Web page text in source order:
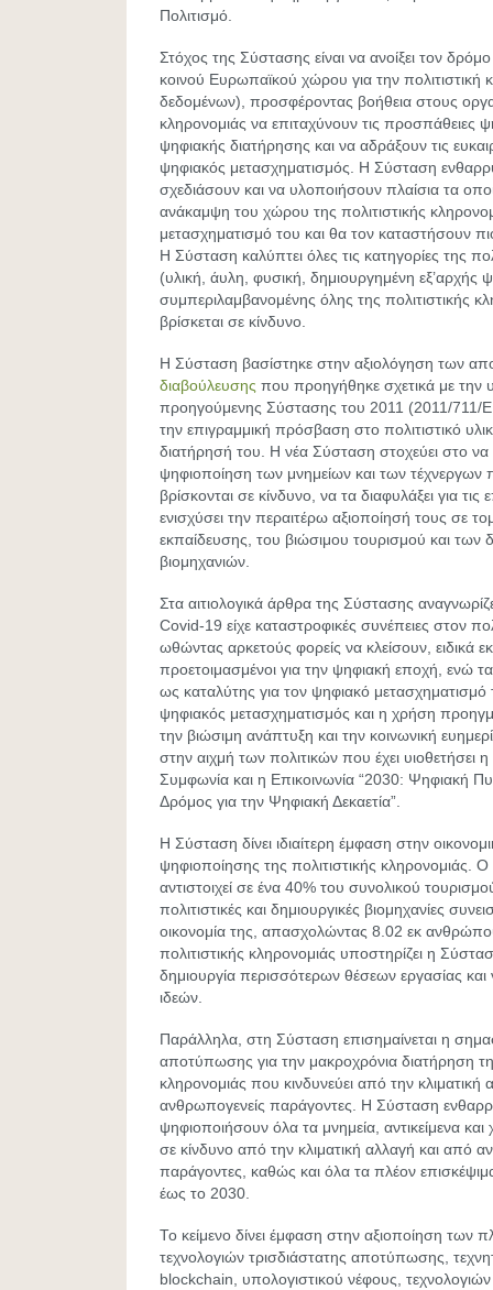
Πολιτισμό.
Στόχος της Σύστασης είναι να ανοίξει τον
κοινού Ευρωπαϊκού χώρου για την πολιτιστική
δεδομένων), προσφέροντας βοήθεια στους
κληρονομιάς να επιταχύνουν τις προσπάθειες
ψηφιακής διατήρησης και να αδράξουν τις
ψηφιακός μετασχηματισμός. Η Σύσταση
σχεδιάσουν και να υλοποιήσουν πλαίσια τα
ανάκαμψη του χώρου της πολιτιστικής
μετασχηματισμό του και θα τον καταστήσουν
Η Σύσταση καλύπτει όλες τις κατηγορίες της
(υλική, άυλη, φυσική, δημιουργημένη εξ’αρχής
συμπεριλαμβανομένης όλης της πολιτιστικής
βρίσκεται σε κίνδυνο.
Η Σύσταση βασίστηκε στην αξιολόγηση των
διαβούλευσης που προηγήθηκε σχετικά με την
προηγούμενης Σύστασης του 2011 (2011/711/
την επιγραμμική πρόσβαση στο πολιτιστικό
διατήρησή του. Η νέα Σύσταση στοχεύει στο να
ψηφιοποίηση των μνημείων και των τέχνεργων
βρίσκονται σε κίνδυνο, να τα διαφυλάξει για τις
ενισχύσει την περαιτέρω αξιοποίησή τους σε
εκπαίδευσης, του βιώσιμου τουρισμού και των
βιομηχανιών.
Στα αιτιολογικά άρθρα της Σύστασης
Covid-19 είχε καταστροφικές συνέπειες στον
ωθώντας αρκετούς φορείς να κλείσουν, ειδικά
προετοιμασμένοι για την ψηφιακή εποχή, ενώ
ως καταλύτης για τον ψηφιακό
ψηφιακός μετασχηματισμός και η χρήση
την βιώσιμη ανάπτυξη και την κοινωνική
στην αιχμή των πολιτικών που έχει
Συμφωνία και η Επικοινωνία “2030: Ψηφιακή
Δρόμος για την Ψηφιακή Δεκαετία”.
Η Σύσταση δίνει ιδιαίτερη έμφαση στην
ψηφιοποίησης της πολιτιστικής κληρονομιάς. Ο
αντιστοιχεί σε ένα 40% του συνολικού
πολιτιστικές και δημιουργικές βιομηχανίες
οικονομία της, απασχολώντας 8.02 εκ
πολιτιστικής κληρονομιάς υποστηρίζει η
δημιουργία περισσότερων θέσεων εργασίας και
ιδεών.
Παράλληλα, στη Σύσταση επισημαίνεται η
αποτύπωσης για την μακροχρόνια διατήρηση
κληρονομιάς που κινδυνεύει από την κλιματική
ανθρωπογενείς παράγοντες. Η Σύσταση
ψηφιοποιήσουν όλα τα μνημεία, αντικείμενα
σε κίνδυνο από την κλιματική αλλαγή και από
παράγοντες, καθώς και όλα τα πλέον
έως το 2030.
Το κείμενο δίνει έμφαση στην αξιοποίηση των
τεχνολογιών τρισδιάστατης αποτύπωσης,
blockchain, υπολογιστικού νέφους,